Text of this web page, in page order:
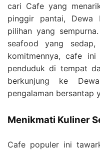
cari Cafe yang
pinggir pantai, Dewa
pilihan yang
seafood yang
komitmennya, cafe
penduduk di tempat
berkunjung ke
pengalaman bersantap
Menikmati Kuliner
Cafe populer ini